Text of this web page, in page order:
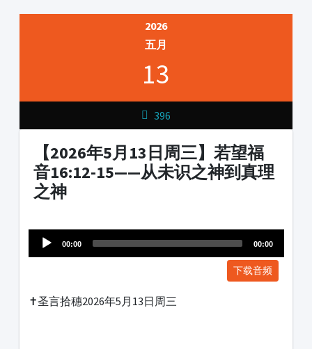
2026
五月
13
396
【2026年5月13日周三】若望福
音16:12-15——从未识之神到真理
之神
Player
00:00 00:00
下载音频
✝️圣言拾穗2026年5月13日周三